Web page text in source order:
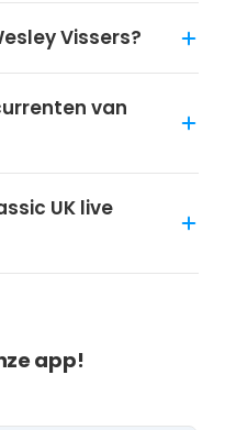
Vissers?
van
UK live
app!